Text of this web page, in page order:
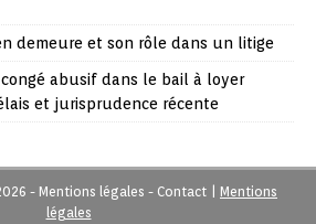
demeure et son rôle dans un litige
abusif dans le bail à loyer
et jurisprudence récente
- Mentions légales - Contact | Mentions
légales